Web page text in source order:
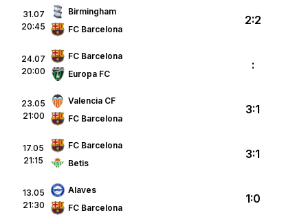
31.07
20:45
Birmingham
FC Barcelona
2:2
24.07
20:00
FC Barcelona
Europa FC
:
23.05
21:00
Valencia CF
FC Barcelona
3:1
17.05
21:15
FC Barcelona
Betis
3:1
13.05
21:30
Alaves
FC Barcelona
1:0